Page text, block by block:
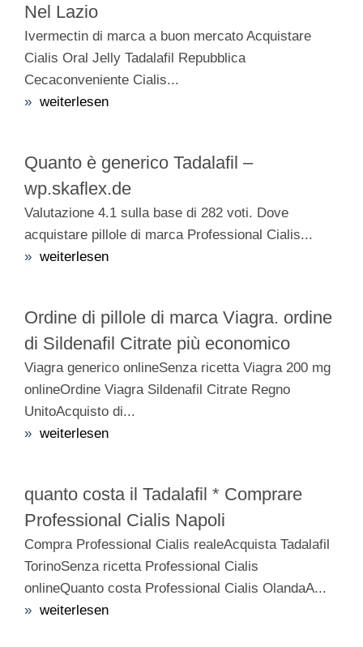
Nel Lazio
Ivermectin di marca a buon mercato Acquistare
Cialis Oral Jelly Tadalafil Repubblica
Cecaconveniente Cialis...
» weiterlesen
Quanto è generico Tadalafil –
wp.skaflex.de
Valutazione 4.1 sulla base di 282 voti. Dove
acquistare pillole di marca Professional Cialis...
» weiterlesen
Ordine di pillole di marca Viagra. ordine
di Sildenafil Citrate più economico
Viagra generico onlineSenza ricetta Viagra 200 mg
onlineOrdine Viagra Sildenafil Citrate Regno
UnitoAcquisto di...
» weiterlesen
quanto costa il Tadalafil * Comprare
Professional Cialis Napoli
Compra Professional Cialis realeAcquista Tadalafil
TorinoSenza ricetta Professional Cialis
onlineQuanto costa Professional Cialis OlandaA...
» weiterlesen